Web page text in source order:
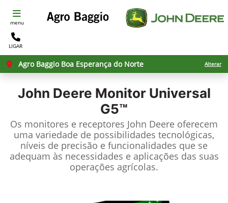
menu
LIGAR
Agro Baggio Boa Esperança do Norte Alterar
John Deere Monitor Universal
G5™
Os monitores e receptores John Deere oferecem
uma variedade de possibilidades tecnológicas,
níveis de precisão e funcionalidades que se
adequam às necessidades e aplicações das suas
operações agrícolas.